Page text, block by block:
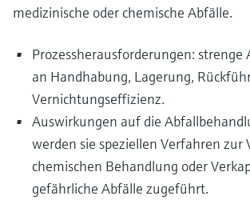
medizinische oder chemische Abfälle.
Prozessherausforderungen: strenge
an Handhabung, Lagerung,
Vernichtungseffizienz.
Auswirkungen auf die
werden sie speziellen Verfahren zur
chemischen Behandlung oder
gefährliche Abfälle zugeführt.